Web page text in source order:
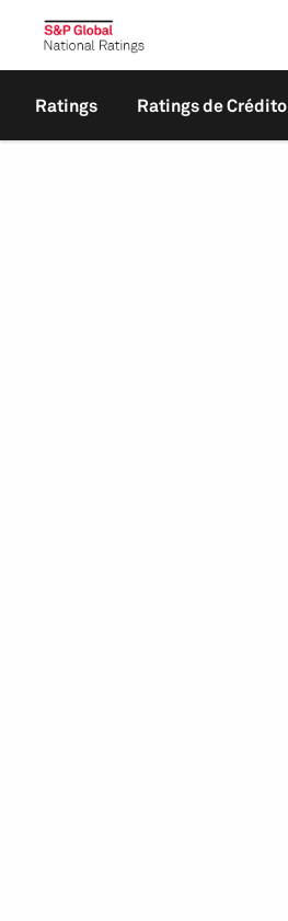
Ratings Ratings de Crédito